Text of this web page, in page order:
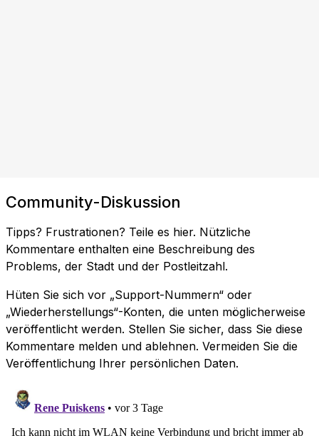
Community-Diskussion
Tipps? Frustrationen? Teile es hier. Nützliche
Kommentare enthalten eine Beschreibung des
Problems, der Stadt und der Postleitzahl.
Hüten Sie sich vor „Support-Nummern“ oder
„Wiederherstellungs“-Konten, die unten möglicherweise
veröffentlicht werden. Stellen Sie sicher, dass Sie diese
Kommentare melden und ablehnen. Vermeiden Sie die
Veröffentlichung Ihrer persönlichen Daten.